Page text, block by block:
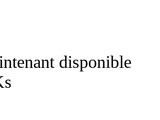
disponible